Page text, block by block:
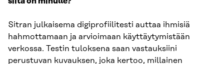
Sitran julkaisema digiprofiilitesti auttaa ihmisiä
hahmottamaan ja arvioimaan käyttäytymistään
verkossa. Testin tuloksena saan vastauksiini
perustuvan kuvauksen, joka kertoo, millainen